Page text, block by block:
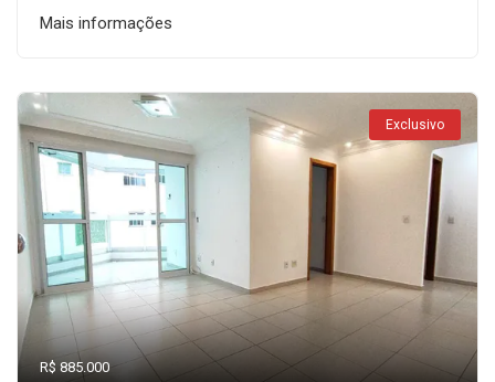
Mais informações
Exclusivo
R$ 885.000